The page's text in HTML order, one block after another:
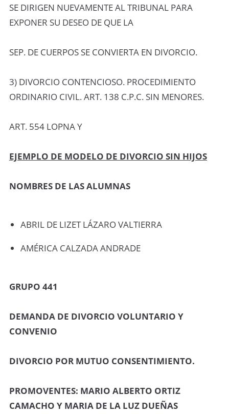
SE DIRIGEN NUEVAMENTE AL TRIBUNAL PARA
EXPONER SU DESEO DE QUE LA
SEP. DE CUERPOS SE CONVIERTA EN DIVORCIO.
3) DIVORCIO CONTENCIOSO. PROCEDIMIENTO
ORDINARIO CIVIL. ART. 138 C.P.C. SIN MENORES.
ART. 554 LOPNA Y
EJEMPLO DE MODELO DE DIVORCIO SIN HIJOS
NOMBRES DE LAS ALUMNAS
ABRIL DE LIZET LÁZARO VALTIERRA
AMÉRICA CALZADA ANDRADE
GRUPO 441
DEMANDA DE DIVORCIO VOLUNTARIO Y
CONVENIO
DIVORCIO POR MUTUO CONSENTIMIENTO.
PROMOVENTES: MARIO ALBERTO ORTIZ
CAMACHO Y MARIA DE LA LUZ DUEÑAS